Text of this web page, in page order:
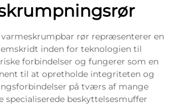
rør repræsenterer en
inden for teknologien til
forbindelser og fungerer som en
til at opretholde integriteten og
på tværs af mange
specialiserede beskyttelsesmuffer